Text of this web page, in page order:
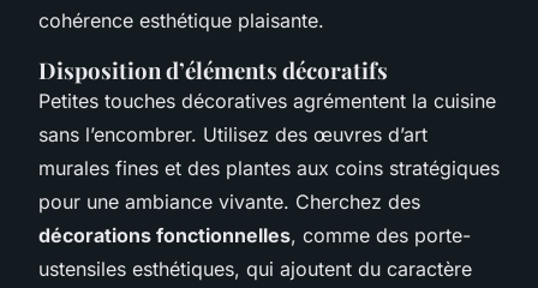
cohérence esthétique plaisante.
Disposition d’éléments décoratifs
Petites touches décoratives agrémentent la cuisine
sans l’encombrer. Utilisez des œuvres d’art
murales fines et des plantes aux coins stratégiques
pour une ambiance vivante. Cherchez des
décorations fonctionnelles, comme des porte-
ustensiles esthétiques, qui ajoutent du caractère